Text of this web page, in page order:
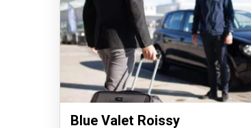
Blue Valet Roissy